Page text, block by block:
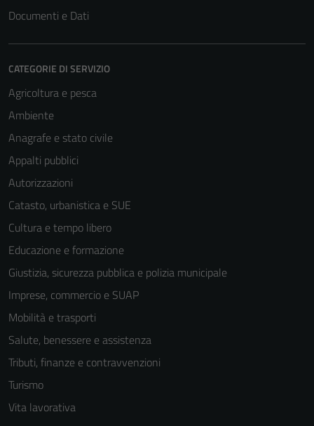
Documenti e Dati
CATEGORIE DI SERVIZIO
Agricoltura e pesca
Ambiente
Anagrafe e stato civile
Appalti pubblici
Autorizzazioni
Catasto, urbanistica e SUE
Cultura e tempo libero
Educazione e formazione
Giustizia, sicurezza pubblica e polizia municipale
Imprese, commercio e SUAP
Mobilità e trasporti
Salute, benessere e assistenza
Tributi, finanze e contravvenzioni
Turismo
Vita lavorativa